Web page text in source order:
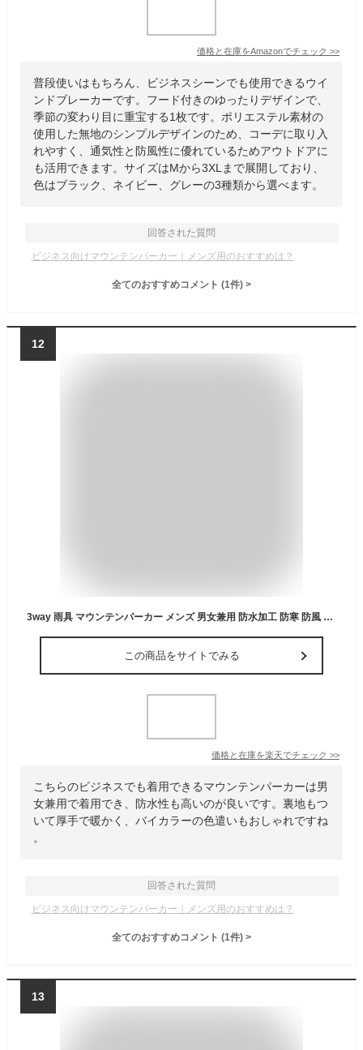
価格と在庫をAmazonでチェック >>
普段使いはもちろん、ビジネスシーンでも使用できるウイ
ンドブレーカーです。フード付きのゆったりデザインで、
季節の変わり目に重宝する1枚です。ポリエステル素材の
使用した無地のシンプルデザインのため、コーデに取り入
れやすく、通気性と防風性に優れているためアウトドアに
も活用できます。サイズはMから3XLまで展開しており、
色はブラック、ネイビー、グレーの3種類から選べます。
回答された質問
ビジネス向けマウンテンパーカー｜メンズ用のおすすめは？
全てのおすすめコメント (1件) >
12
3way 雨具 マウンテンパーカー メンズ 男女兼用 防水加工 防寒 防風 春 秋 冬 フード付き 黒 グレー ネイビー オフホワイト 裏地あり 裏起毛 ジャケット アウター バイカラー きれいめ 暖かい 厚手 通勤 dg041m3
この商品をサイトでみる
価格と在庫を楽天でチェック >>
こちらのビジネスでも着用できるマウンテンパーカーは男
女兼用で着用でき、防水性も高いのが良いです。裏地もつ
いて厚手で暖かく、バイカラーの色遣いもおしゃれですね
。
回答された質問
ビジネス向けマウンテンパーカー｜メンズ用のおすすめは？
全てのおすすめコメント (1件) >
13